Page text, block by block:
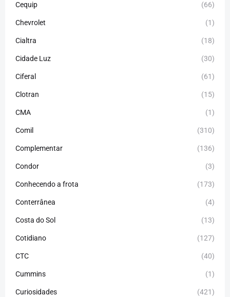
Cequip (66)
Chevrolet (1)
Cialtra (18)
Cidade Luz (30)
Ciferal (61)
Clotran (15)
CMA (1)
Comil (310)
Complementar (136)
Condor (3)
Conhecendo a frota (173)
Conterrânea (4)
Costa do Sol (13)
Cotidiano (127)
CTC (40)
Cummins (1)
Curiosidades (421)